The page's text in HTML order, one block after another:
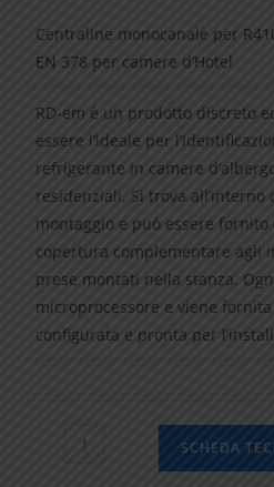
Centraline monocanale per
EN 378 per camere d’Hotel
RD-em è un prodotto discreto
essere l’ideale per
refrigerante in camere
residenziali. Si trova all’interno
montaggio e può essere fornito
copertura complementare agli
prese montati nella stanza.
microprocessore e viene
configurata e pronta per
SCHEDA